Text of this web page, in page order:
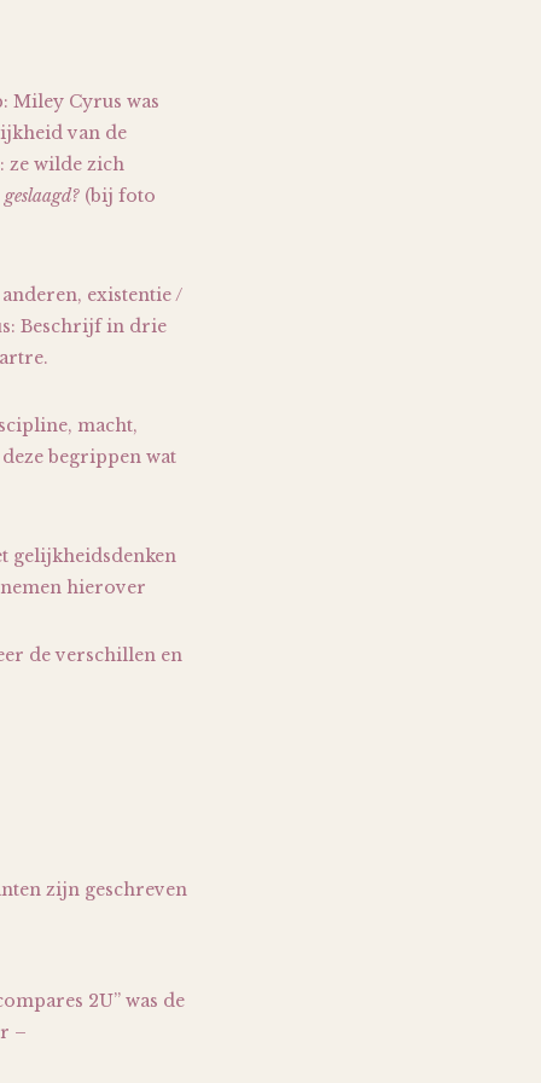
Miley Cyrus was
van de
ze wilde zich
(bij foto
existentie /
Beschrijf in drie
macht,
begrippen wat
gelijkheidsdenken
hierover
de verschillen en
zijn geschreven
2U” was de
–